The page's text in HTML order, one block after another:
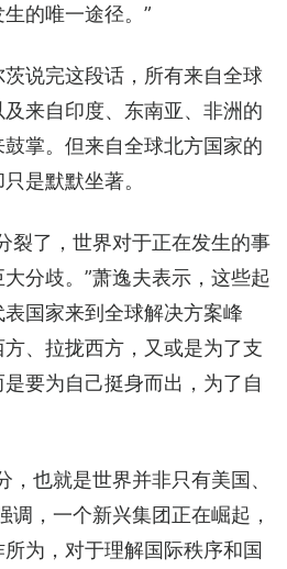
的唯一途径。”
说完这段话，所有来自全球
来自印度、东南亚、非洲的
掌。但来自全球北方国家的
是默默坐著。
裂了，世界对于正在发生的事
分歧。”萧逸夫表示，这些起
国家来到全球解决方案峰
、拉拢西方，又或是为了支
要为自己挺身而出，为了自
，也就是世界并非只有美国、
调，一个新兴集团正在崛起，
为，对于理解国际秩序和国